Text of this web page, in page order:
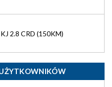
2.8 CRD (150KM)